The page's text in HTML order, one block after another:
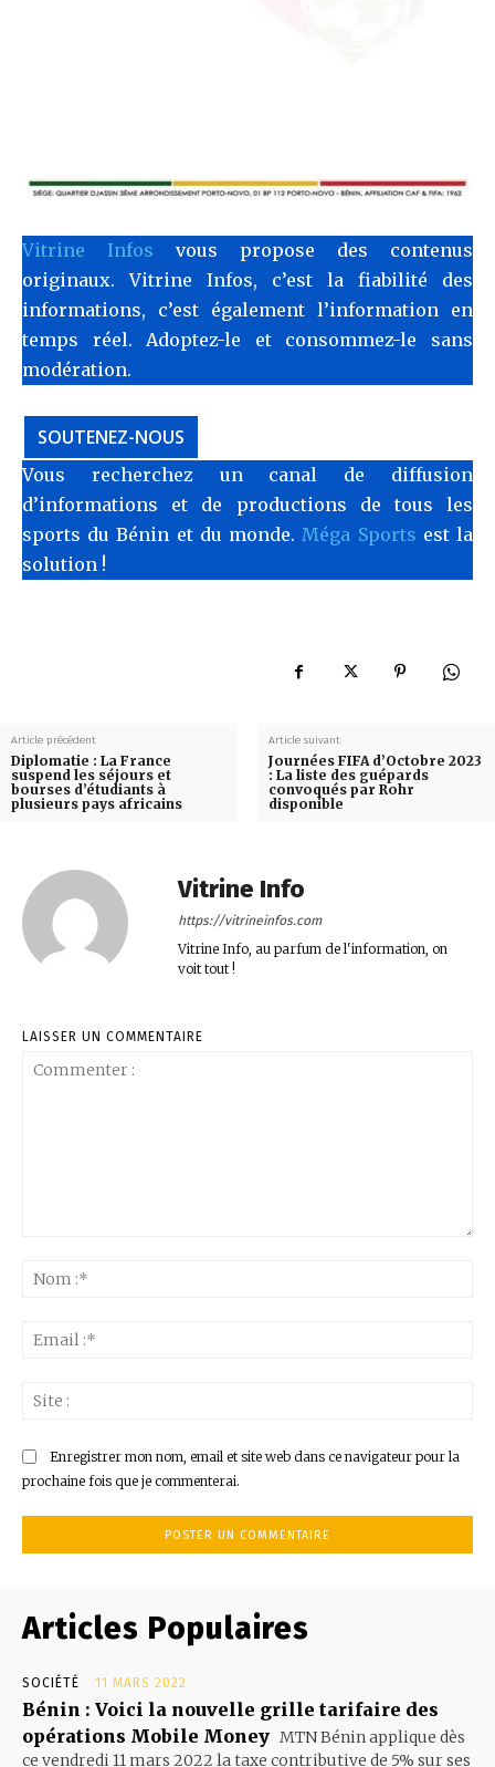
Vitrine Infos vous propose des contenus
originaux. Vitrine Infos, c’est la fiabilité des
informations, c’est également l’information en
temps réel. Adoptez-le et consommez-le sans
modération.
SOUTENEZ-NOUS
Vous recherchez un canal de diffusion
d’informations et de productions de tous les
sports du Bénin et du monde.Méga Sports est la
solution !
Article précédent
Diplomatie : La France
suspend les séjours et
bourses d’étudiants à
plusieurs pays africains
Article suivant
Journées FIFA d’Octobre 2023
: La liste des guépards
convoqués par Rohr
disponible
Vitrine Info
https://vitrineinfos.com
Vitrine Info, au parfum de l'information, on
voit tout !
LAISSER UN COMMENTAIRE
Enregistrer mon nom, email et site web dans ce navigateur pour la
prochaine fois que je commenterai.
Articles Populaires
SOCIÉTÉ 11 MARS 2022
Bénin : Voici la nouvelle grille tarifaire des
opérations Mobile Money MTN Bénin applique dès
ce vendredi 11 mars 2022 la taxe contributive de 5% sur ses